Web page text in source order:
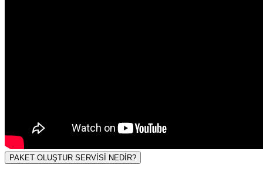
PAKET OLUŞTUR SERVİSİ NEDİR?